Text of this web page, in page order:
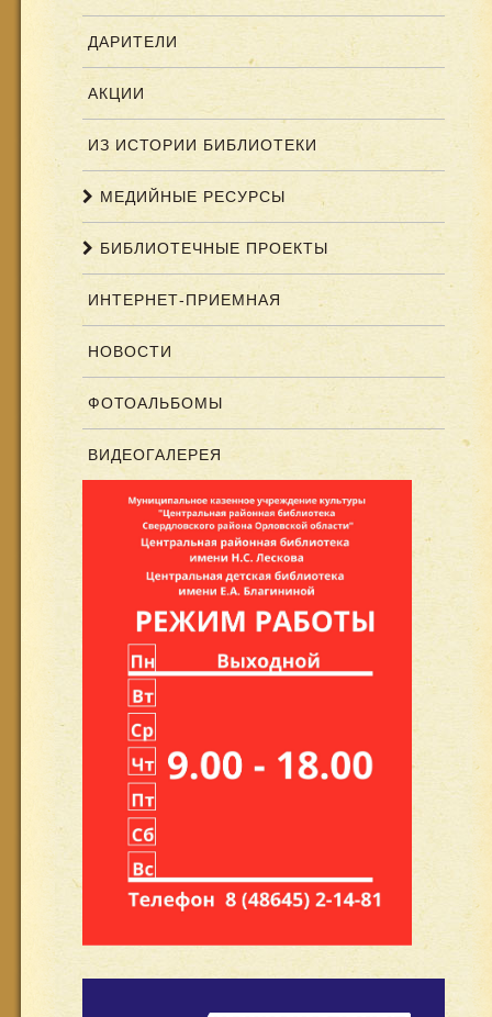
ДАРИТЕЛИ
АКЦИИ
ИЗ ИСТОРИИ БИБЛИОТЕКИ
МЕДИЙНЫЕ РЕСУРСЫ
БИБЛИОТЕЧНЫЕ ПРОЕКТЫ
ИНТЕРНЕТ-ПРИЕМНАЯ
НОВОСТИ
ФОТОАЛЬБОМЫ
ВИДЕОГАЛЕРЕЯ